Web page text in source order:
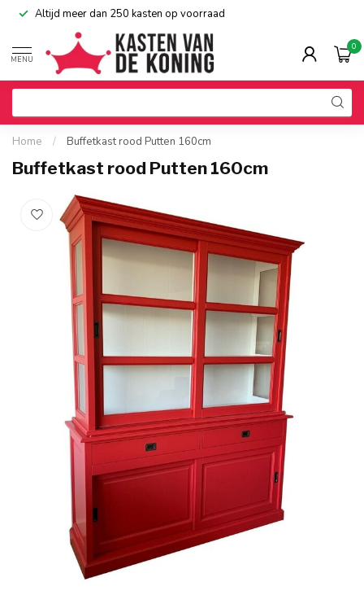
Altijd meer dan 250 kasten op voorraad
MENU
0
Home / Buffetkast rood Putten 160cm
Buffetkast rood Putten 160cm